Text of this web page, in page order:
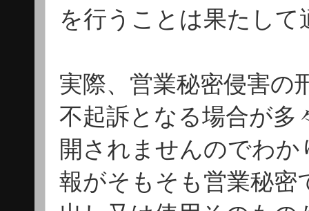
を行うことは果たし
実際、営業秘密侵害の
不起訴となる場合が多
開されませんのでわ
報がそもそも営業秘密